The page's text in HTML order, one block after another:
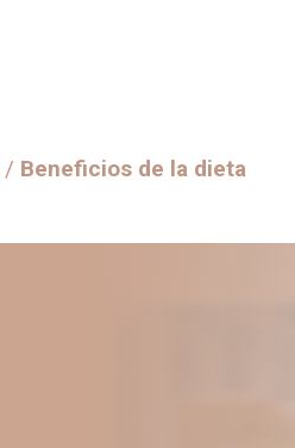
/ Beneficios de la dieta